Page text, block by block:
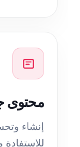
محتوى
إنشاء